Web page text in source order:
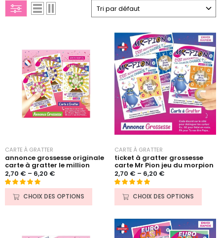
CARTE À GRATTER
annonce grossesse originale
carte à gratter le million
2,70 € – 6,20 €
Noté 4.91
sur 5 basé
CHOIX DES OPTIONS
CARTE À GRATTER
ticket à gratter grossesse
carte Mr Pion jeu du morpion
2,70 € – 6,20 €
Noté 4.97
sur 5 basé
notations
client
CHOIX DES OPTIONS